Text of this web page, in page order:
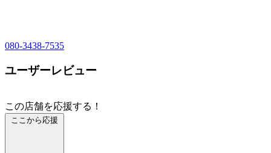
080-3438-7535
ユーザーレビュー
この店舗を応援する！
ここから応援